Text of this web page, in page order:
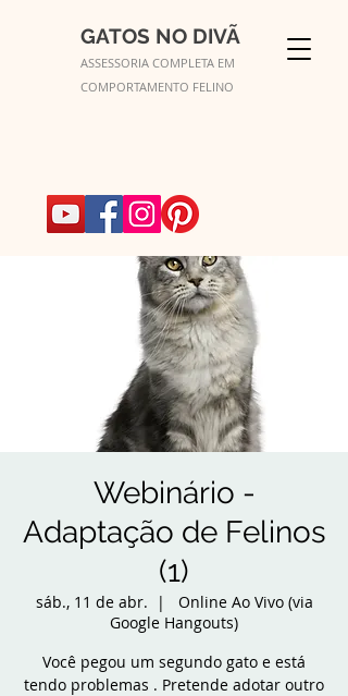
GATOS NO DIVÃ
ASSESSORIA COMPLETA EM
COMPORTAMENTO FELINO
Webinário -
Adaptação de Felinos
(1)
sáb., 11 de abr.
  |
Online Ao Vivo (via
Google Hangouts)
Você pegou um segundo gato e está
tendo problemas . Pretende adotar outro